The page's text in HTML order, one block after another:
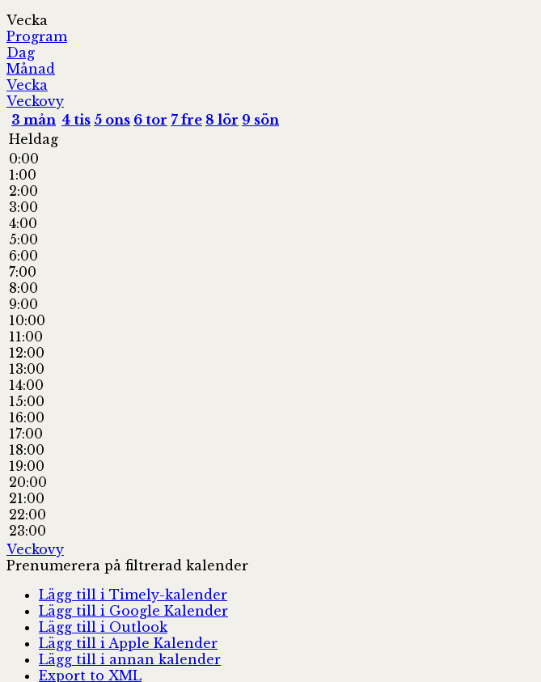
Vecka
Program
Dag
Månad
Vecka
Veckovy
3 mån 4 tis 5 ons 6 tor 7 fre 8 lör 9 sön
Heldag
0:00
1:00
2:00
3:00
4:00
5:00
6:00
7:00
8:00
9:00
10:00
11:00
12:00
13:00
14:00
15:00
16:00
17:00
18:00
19:00
20:00
21:00
22:00
23:00
Veckovy
Prenumerera på filtrerad kalender
Lägg till i Timely-kalender
Lägg till i Google Kalender
Lägg till i Outlook
Lägg till i Apple Kalender
Lägg till i annan kalender
Export to XML